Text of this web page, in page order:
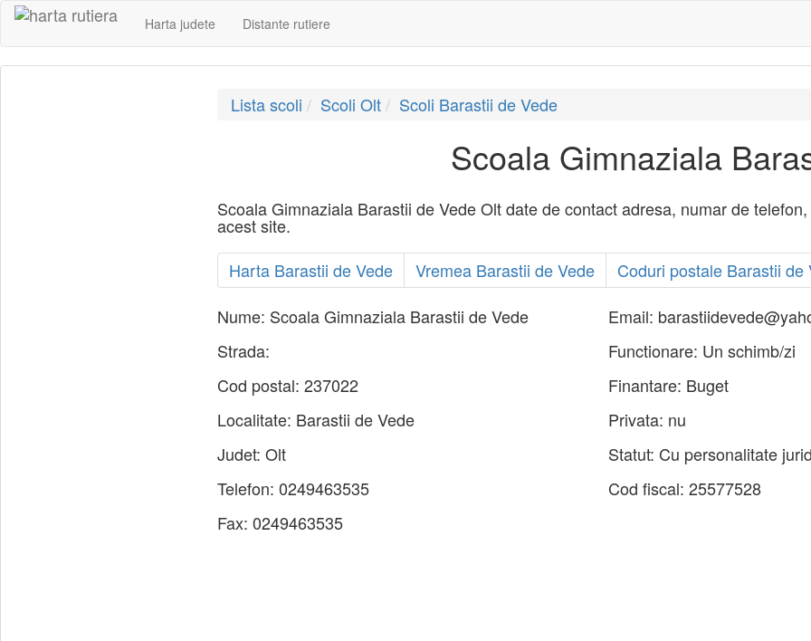
Harta judete Distante rutiere
Lista scoli Scoli Olt Scoli Barastii de Vede
Scoala Gimnaziala
Scoala Gimnaziala Barastii de Vede Olt date de contact adresa, numar de
acest site.
Harta Barastii de Vede
Vremea Barastii de Vede
Coduri postale Barastii de
Nume: Scoala Gimnaziala Barastii de Vede
Strada:
Cod postal: 237022
Localitate: Barastii de Vede
Judet: Olt
Telefon: 0249463535
Fax: 0249463535
Email:
Functionare: Un schimb/zi
Finantare: Buget
Privata: nu
Statut: Cu personalitate
Cod fiscal: 25577528